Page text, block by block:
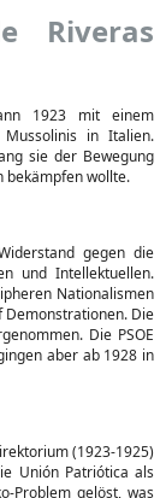
Riveras
1923 mit einem
in Italien.
sie der Bewegung
bekämpfen wollte.
gegen die
und Intellektuellen.
Nationalismen
Die
Die PSOE
aber ab 1928 in
(1923-1925)
Unión Patriótica als
Problem gelöst, was